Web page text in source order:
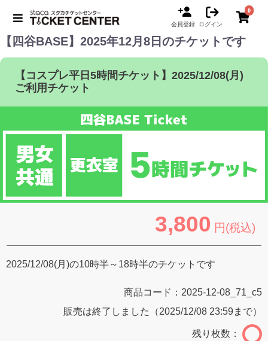
会員登録 ログイン
0
【四谷BASE】2025年12月8日のチケットです
【コスプレ平日5時間チケット】2025/12/08(月)
ご利用チケット
3,800 円(税込)
2025/12/08(月)の10時半～18時半のチケットです
商品コード： 2025-12-08_71_c5
販売は終了しました（2025/12/08 23:59まで）
残り枚数：